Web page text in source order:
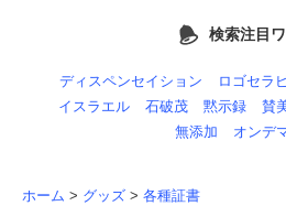
検索注目
ディスペンセイション ロゴセラ
イスラエル
石破茂 黙示録 賛
無添加
オンデ
ホーム > グッズ > 各種証書